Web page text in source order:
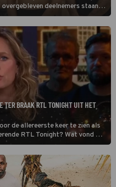
deelnemers staan
Het wordt een ware strijd op
TER BRAAK RTL TONIGHT UIT HET
de allereerste keer te zien als
RTL Tonight? Wat vond de
de kijkcijfers wat op te
de TV van gisteren.